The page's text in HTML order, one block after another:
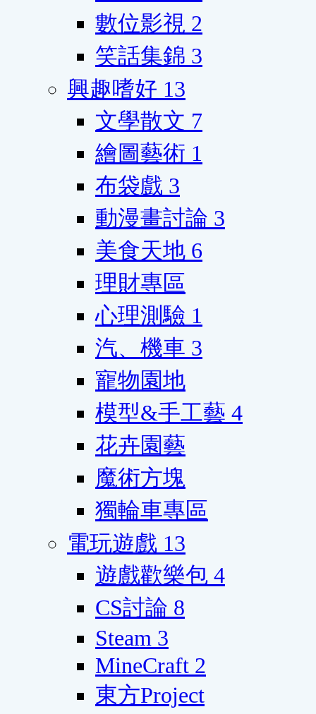
數位影視 2
笑話集錦 3
興趣嗜好 13
文學散文 7
繪圖藝術 1
布袋戲 3
動漫畫討論 3
美食天地 6
理財專區
心理測驗 1
汽、機車 3
寵物園地
模型&手工藝 4
花卉園藝
魔術方塊
獨輪車專區
電玩遊戲 13
遊戲歡樂包 4
CS討論 8
Steam 3
MineCraft 2
東方Project